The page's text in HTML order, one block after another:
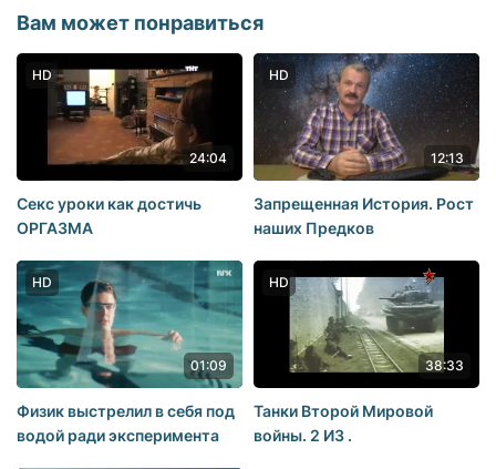
Вам может понравиться
HD
24:04
Секс уроки как достичь
ОРГАЗМА
HD
12:13
Запрещенная История. Рост
наших Предков
HD
01:09
Физик выстрелил в себя под
водой ради эксперимента
HD
38:33
Танки Второй Мировой
войны. 2 ИЗ .